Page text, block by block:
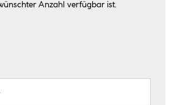
Anzahl verfügbar ist.